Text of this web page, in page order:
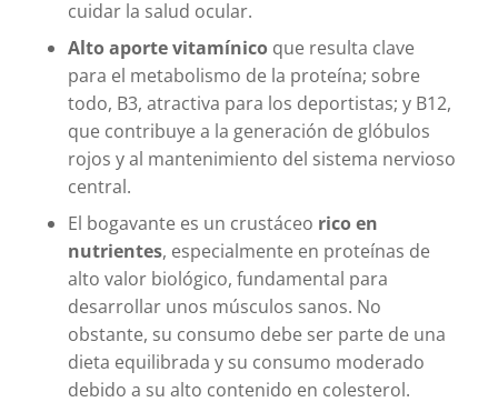
cuidar la salud ocular.
Alto aporte vitamínico que resulta clave
para el metabolismo de la proteína; sobre
todo, B3, atractiva para los deportistas; y B12,
que contribuye a la generación de glóbulos
rojos y al mantenimiento del sistema nervioso
central.
El bogavante es un crustáceo rico en
nutrientes, especialmente en proteínas de
alto valor biológico, fundamental para
desarrollar unos músculos sanos. No
obstante, su consumo debe ser parte de una
dieta equilibrada y su consumo moderado
debido a su alto contenido en colesterol.